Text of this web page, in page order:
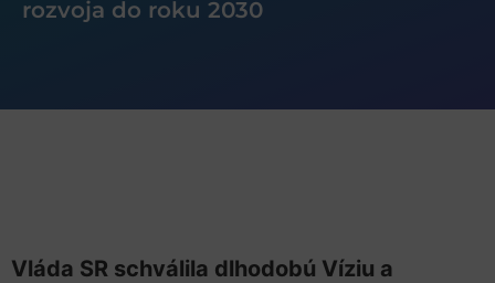
rozvoja do roku 2030
Vláda SR schválila dlhodobú Víziu a